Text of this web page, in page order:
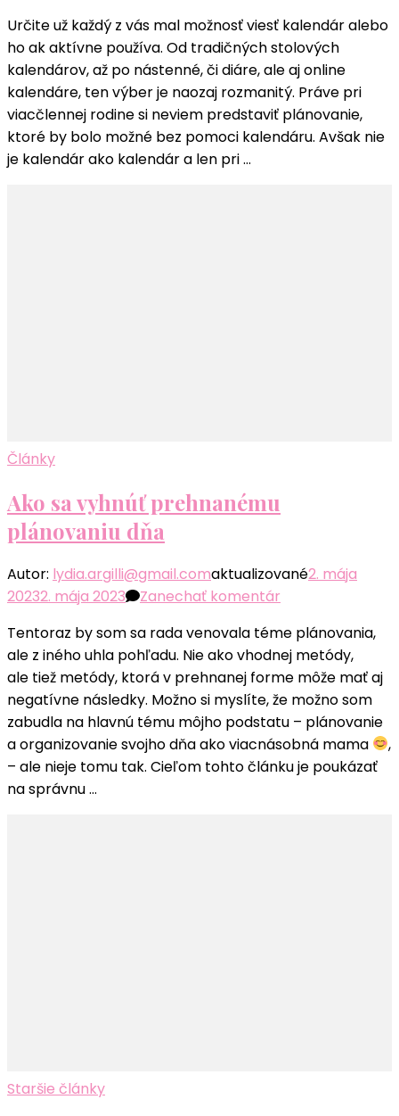
O
tom
ako
vám
pomôže
kalendár
Určite už každý z vás mal možnosť viesť kalendár alebo
ho ak aktívne používa. Od tradičných stolových
kalendárov, až po nástenné, či diáre, ale aj online
kalendáre, ten výber je naozaj rozmanitý. Práve pri
viacčlennej rodine si neviem predstaviť plánovanie,
ktoré by bolo možné bez pomoci kalendáru. Avšak nie
je kalendár ako kalendár a len pri …
Články
Ako sa vyhnúť prehnanému
plánovaniu dňa
Autor: lydia.argilli@gmail.comaktualizované2. mája
20232. mája 2023 Zanechať komentár
Ako
sa
vyhnúť
prehnanému
plánovaniu
dňa
Tentoraz by som sa rada venovala téme plánovania,
ale z iného uhla pohľadu. Nie ako vhodnej metódy,
ale tiež metódy, ktorá v prehnanej forme môže mať aj
negatívne následky. Možno si myslíte, že možno som
zabudla na hlavnú tému môjho podstatu – plánovanie
a organizovanie svojho dňa ako viacnásobná mama
,
– ale nieje tomu tak. Cieľom tohto článku je poukázať
na správnu …
Staršie články